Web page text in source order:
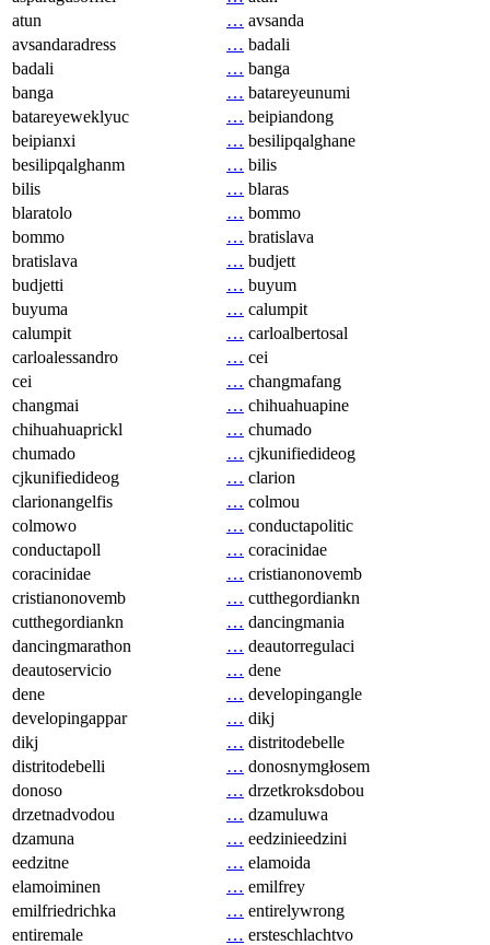
atun
… avsanda
avsandaradress
… badali
badali
… banga
banga
… batareyeunumi
batareyeweklyuc
… beipiandong
beipianxi
… besilipqalghane
besilipqalghanm
… bilis
bilis
… blaras
blaratolo
… bommo
bommo
… bratislava
bratislava
… budjett
budjetti
… buyum
buyuma
… calumpit
calumpit
… carloalbertosal
carloalessandro
… cei
cei
… changmafang
changmai
… chihuahuapine
chihuahuaprickl
… chumado
chumado
… cjkunifiedideog
cjkunifiedideog
… clarion
clarionangelfis
… colmou
colmowo
… conductapolitic
conductapoll
… coracinidae
coracinidae
… cristianonovemb
cristianonovemb
… cutthegordiankn
cutthegordiankn
… dancingmania
dancingmarathon
… deautorregulaci
deautoservicio
… dene
dene
… developingangle
developingappar
… dikj
dikj
… distritodebelle
distritodebelli
… donosnymgłosem
donoso
… drzetkroksdobou
drzetnadvodou
… dzamuluwa
dzamuna
… eedzinieedzini
eedzitne
… elamoida
elamoiminen
… emilfrey
emilfriedrichka
… entirelywrong
entiremale
… ersteschlachtvo